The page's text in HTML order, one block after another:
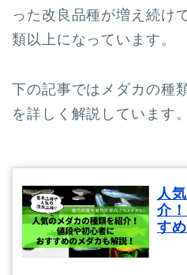
った改良品種が増え続け
類以上になっています。
下の記事ではメダカの種
を詳しく解説しています。
人
介
す